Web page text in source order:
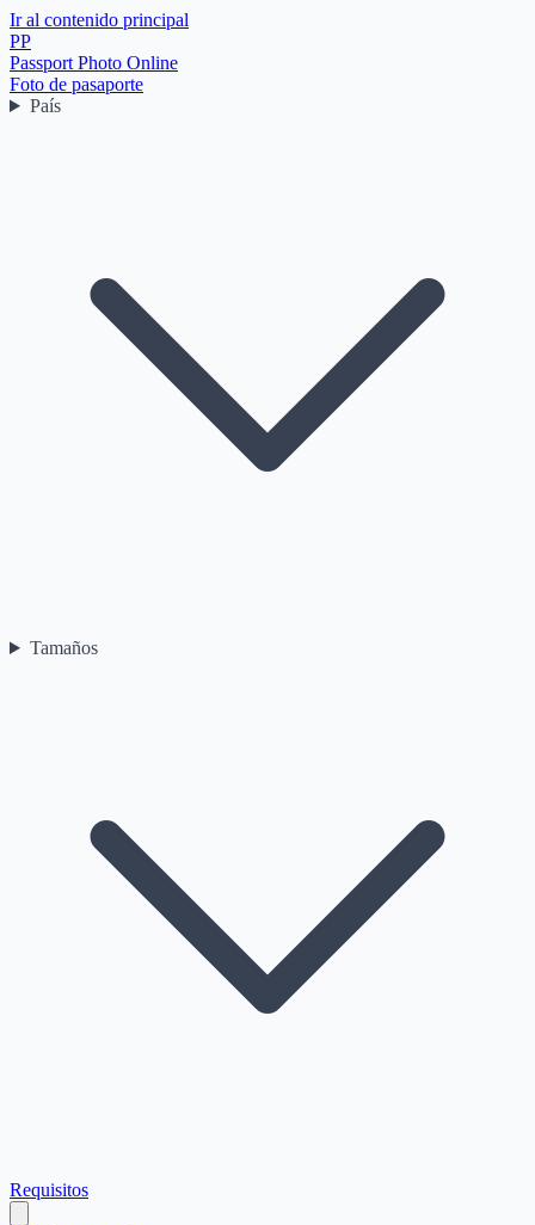
Ir al contenido principal
PP
Passport Photo Online
Foto de pasaporte
País
Tamaños
Requisitos